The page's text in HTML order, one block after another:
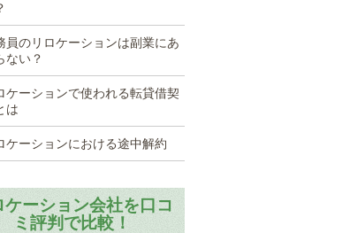
員のリロケーションは副業にあ
ない？
ケーションで使われる転貸借契
は
ケーションにおける途中解約
ケーション会社を口コ
ミ評判で比較！